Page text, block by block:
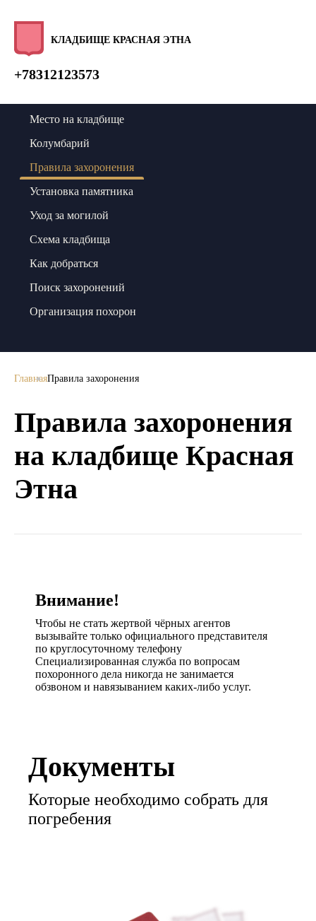
КЛАДБИЩЕ КРАСНАЯ ЭТНА
+78312123573
Место на кладбище
Колумбарий
Правила захоронения
Установка памятника
Уход за могилой
Схема кладбища
Как добраться
Поиск захоронений
Организация похорон
ГлавнаяПравила захоронения
Правила захоронения
на кладбище Красная
Этна
Внимание!
Чтобы не стать жертвой чёрных агентов
вызывайте только официального представителя
по круглосуточному телефону
Специализированная служба по вопросам
похоронного дела никогда не занимается
обзвоном и навязыванием каких-либо услуг.
Документы
Которые необходимо собрать для
погребения